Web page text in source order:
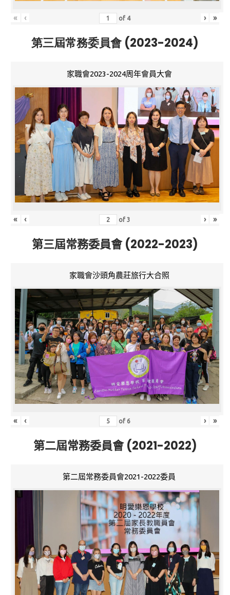
« ‹ of 4 › »
第三屆常務委員會 (2023-2024)
家職會2023-2024周年會員大會
« ‹ of3 › »
第三屆常務委員會 (2022-2023)
家職會沙頭角農莊旅行大合照
« ‹ of 6 › »
第二屆常務委員會 (2021-2022)
第二屆常務委員會2021-2022委員